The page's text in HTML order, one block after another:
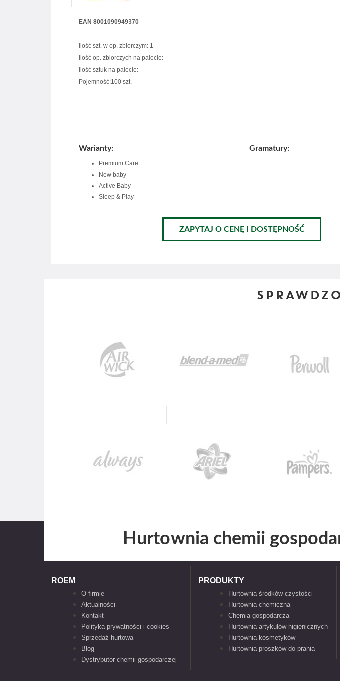
EAN 8001090949370
Ilość szt. w op. zbiorczym: 1
Ilość op. zbiorczych na palecie:
Ilość sztuk na palecie:
Pojemność:100 szt.
Warianty:
Premium Care
New baby
Active Baby
Sleep & Play
Gramatury:
ZAPYTAJ O CENĘ I DOSTĘPNOŚĆ
Hurtownia chemii
ROEM
O firmie
Aktualności
Kontakt
Polityka prywatności i cookies
Sprzedaż hurtowa
Blog
Dystrybutor chemii gospodarczej
PRODUKTY
Hurtownia środków czystości
Hurtownia chemiczna
Chemia gospodarcza
Hurtownia artykułów higienicznych
Hurtownia kosmetyków
Hurtownia proszków do prania